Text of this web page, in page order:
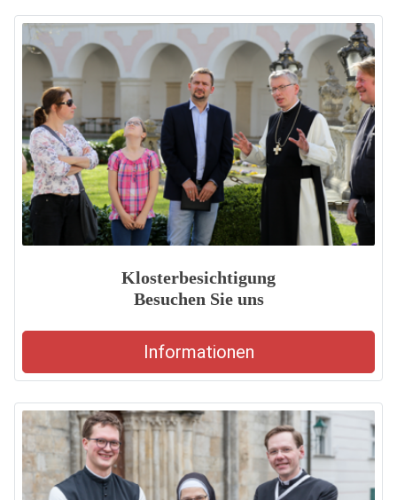
Klosterbesichtigung
Besuchen Sie uns
Informationen